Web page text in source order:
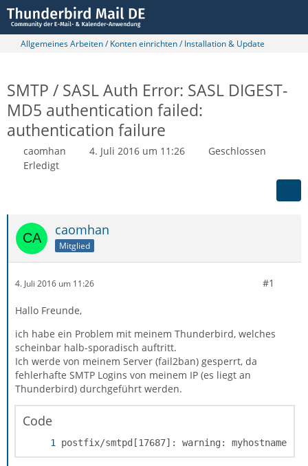
Allgemeines Arbeiten / Konten einrichten / Installation & Update
SMTP / SASL Auth Error: SASL DIGEST-
MD5 authentication failed:
authentication failure
caomhan 4. Juli 2016 um 11:26
Geschlossen
Erledigt
caomhan
Mitglied
4. Juli 2016 um 11:26 #1
Hallo Freunde,
ich habe ein Problem mit meinem Thunderbird, welches
scheinbar halb-sporadisch auftritt.
Ich werde von meinem Server (fail2ban) gesperrt, da
fehlerhafte SMTP Logins von meinem IP (es liegt an
Thunderbird) durchgeführt werden.
Code
postfix/smtpd[17687]: warning: